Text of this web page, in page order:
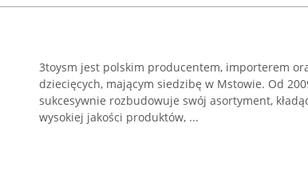
3toysm jest polskim producentem, importerem
dziecięcych, mającym siedzibę w Mstowie. Od
sukcesywnie rozbudowuje swój asortyment,
wysokiej jakości produktów, ...